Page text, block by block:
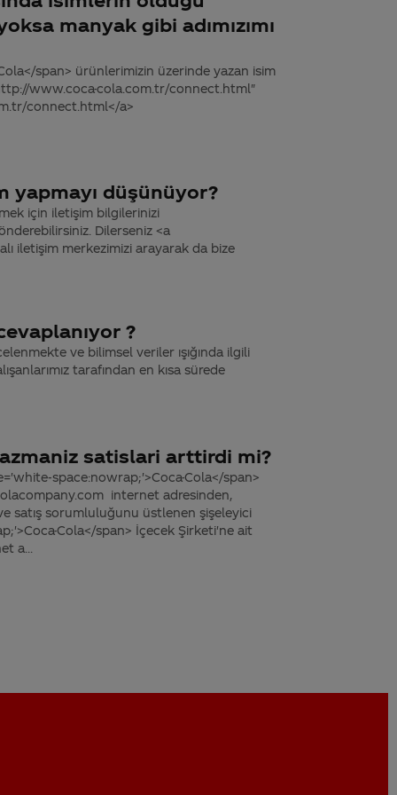
manyak gibi adımızımı
span> ürünlerimizin üzerinde yazan isim
www.coca-cola.com.tr/connect.html"
connect.html</a>
yapmayı düşünüyor?
için iletişim bilgilerinizi
Dilerseniz <a
iletişim merkezimizi arayarak da bize
?
ve bilimsel veriler ışığında ilgili
tarafından en kısa sürede
satislari arttirdi mi?
space:nowrap;'>Coca-Cola</span>
internet adresinden,
satış sorumluluğunu üstlenen şişeleyici
Cola</span> İçecek Şirketi'ne ait
a...